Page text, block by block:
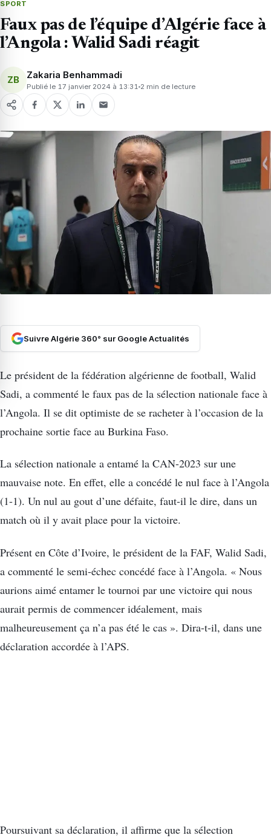
SPORT
Faux pas de l’équipe d’Algérie face à
l’Angola : Walid Sadi réagit
ZB Zakaria Benhammadi
Publié le 17 janvier 2024 à 13:31 2 min de lecture
Suivre Algérie 360° sur Google Actualités
Le président de la fédération algérienne de football, Walid
Sadi, a commenté le faux pas de la sélection nationale face à
l’Angola. Il se dit optimiste de se racheter à l’occasion de la
prochaine sortie face au Burkina Faso.
La sélection nationale a entamé la CAN-2023 sur une
mauvaise note. En effet, elle a concédé le nul face à l’Angola
(1-1). Un nul au gout d’une défaite, faut-il le dire, dans un
match où il y avait place pour la victoire.
Présent en Côte d’Ivoire, le président de la FAF, Walid Sadi,
a commenté le semi-échec concédé face à l’Angola. « Nous
aurions aimé entamer le tournoi par une victoire qui nous
aurait permis de commencer idéalement, mais
malheureusement ça n’a pas été le cas ». Dira-t-il, dans une
déclaration accordée à l’APS.
Poursuivant sa déclaration, il affirme que la sélection